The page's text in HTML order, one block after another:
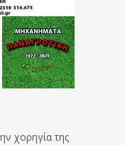
χορηγία της